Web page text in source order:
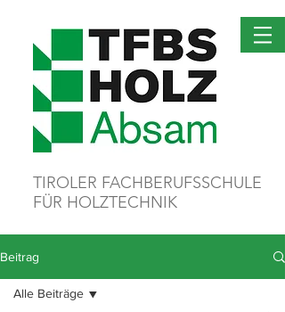
TIROLER FACHBERUFSSCHULE
FÜR HOLZTECHNIK
Beitrag
Alle Beiträge